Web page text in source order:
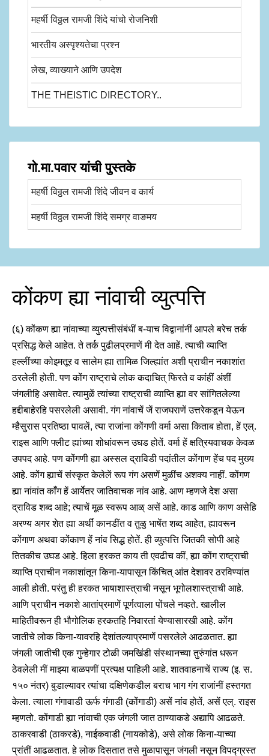
महर्षी विठ्ठल रामजी शिंदे यांचो रोजनिशी
भारतीय अस्पृश्यतेचा प्रश्न
लेख, व्याख्याने आणि उपदेश
THE THEISTIC DIRECTORY..
गो.मा.पवार यांची पुस्तके
महर्षी विठ्ठल रामजी शिंदे जीवन व कार्य
महर्षी विठ्ठल रामजी शिंदे समग्र वाङमय
कोंकण ह्या नांवाची व्युत्पत्ति
(६) कोंकण ह्या नांवाच्या व्युत्पत्तीसंबंधीं ब-याच विद्वानांनीं आपले बरेच तर्क
प्रसिद्ध केले आहेत. ते तर्क पुढीलप्रमाणें मी देत आहें. त्याची व्याप्ति
हल्लींच्या कोइमतूर व सालेम ह्या तामिळ जिल्ह्यांत अशी प्राचीन नकाशांत
ठरलेली होती. पण कोंग राष्ट्राचे लोक कदाचित् फिरते व कांहीं अंशीं
जंगलीहि असावेत. त्यामुळें त्यांच्या राष्ट्राची व्याप्ति ह्या वर सांगितलेल्या
हद्दीबाहेरहि पसरलेली असावी. गंग नांवाचें जें राजघराणें उत्तरेकडून येऊन
म्हैसुरास प्रतिष्ठा पावलें, त्या राजांना कोंगणी वर्मा असा किताब होता, हें एल्.
राइस आणि फ्लीट ह्यांच्या शोधांवरून उघड होतें. वर्मा हें क्षत्रियवाचक केवळ
उपपद आहे. पण कोंगणी ह्या अस्सल द्राविडी पदांतील कोंगाण हेंच पद मुख्य
आहे. कोंग ह्याचें संस्कृत केलेलें रूप गंग असणें मुळींच अशक्य नाहीं. कोंगण
ह्या नांवांत काँग हें आर्येतर जातिवाचक नांव आहे. आण म्हणजे देश असा
द्राविड शब्द आहे; त्याचें मूळ स्वरूप आळ् असें आहे. काड आणि काण असेहि
अरण्य अगर शेत ह्या अर्थीं कानडींत व तुळु भाषेंत शब्द आहेत, ह्यावरून
कोंगाण अथवा कोंकाण हें नांव सिद्ध होतें. ही व्युत्पत्ति जितकी सोपी आहे
तितकीच उघड आहे. हिला हरकत काय ती एवढीच कीं, ह्या कोंग राष्ट्राची
व्याप्ति प्राचीन नकाशांतून किना-यापासून किंचित् आंत देशावर ठरविण्यांत
आली होती. परंतु ही हरकत भाषाशास्त्राची नसून भूगोलशास्त्राची आहे.
आणि प्राचीन नकाशे आतांप्रमाणें पूर्णत्वाला पोंचले नव्हते. खालील
माहितीवरून ही भौगोलिक हरकतहि निवारतां येण्यासारखी आहे. कोंग
जातीचे लोक किना-यावरहि देशांतल्याप्रमाणें पसरलेले आढळतात. ह्या
जंगली जातीची एक गुन्हेगार टोळी जमखिंडी संस्थानच्या तुरुंगांत धरून
ठेवलेली मीं माझ्या बाळपणीं प्रत्यक्ष पाहिली आहे. शातवाहनाचें राज्य (इ. स.
१५० नंतर) बुडाल्यावर त्यांचा दक्षिणेकडील बराच भाग गंग राजांनीं हस्तगत
केला. त्याला गंगावाडी ऊर्फ गंगाडी (कोंगाडी) असें नांव होतें, असें एल्. राइस
म्हणतो. कोंगाडी ह्या नांवाची एक जंगली जात ठाण्याकडे अद्यापि आढळते.
ठाकरवाडी (ठाकरडे), नाईकवाडी (नायकोडे), असे लोक किना-याच्या
प्रांतीं आढळतात. हे लोक दिसतात तसे मुळापासून जंगली नसून विपद्ग्रस्त